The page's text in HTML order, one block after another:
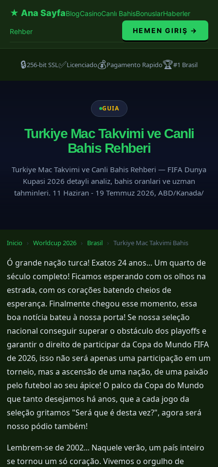
★ Ana SayfaBlogCasinoCanlı BahisBonuslarHaberler
Rehber HEMEN GIRIŞ →
🔒256-bit SSL✅Licenciado💰Pagamento Rapido🏆#1 Brasil
GUIA
Turkiye Mac Takvimi ve Canli
Bahis Rehberi
Turkiye Mac Takvimi ve Canli Bahis Rehberi — FIFA Dunya
Kupasi 2026 detayli analiz, bahis oranlari ve uzman
tahminleri. 11 Haziran - 19 Temmuz 2026, ABD/Kanada/
Inicio › Worldcup 2026 › Brasil › Turkiye Mac Takvimi Bahis
Ó grande nação turca! Exatos 24 anos... Um quarto de
século completo! Ficamos esperando com os olhos na
estrada, com os corações batendo cheios de
esperança. Finalmente chegou esse momento, essa
boa notícia bateu à nossa porta! Se nossa seleção
nacional conseguir superar o obstáculo dos playoffs e
garantir o direito de participar da Copa do Mundo FIFA
de 2026, isso não será apenas uma participação em um
torneio, mas a ascensão de uma nação, de uma paixão
pelo futebol ao seu ápice! O palco da Copa do Mundo
que tanto desejamos há anos, que a cada jogo da
seleção gritamos "Será que é desta vez?", agora será
nosso pódio também!
Lembrem-se de 2002... Naquele verão, um país inteiro
se tornou um só coração. Vivemos o orgulho de